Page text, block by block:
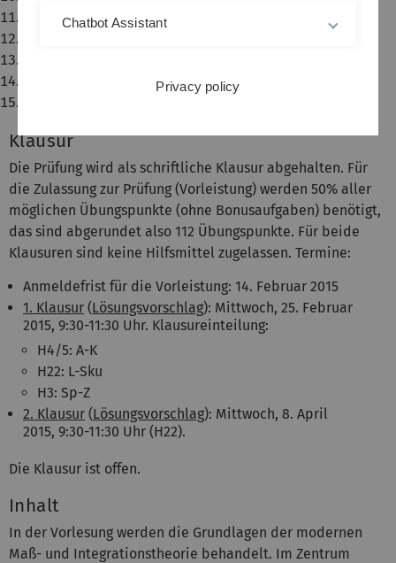
Übungsblatt 11
Klausur
Die Prüfung wird als schriftliche Klausur abgehalten. Für
die Zulassung zur Prüfung (Vorleistung) werden 50% aller
möglichen Übungspunkte (ohne Bonusaufgaben) benötigt,
das sind abgerundet also 112 Übungspunkte. Für beide
Klausuren sind keine Hilfsmittel zugelassen. Termine:
Anmeldefrist für die Vorleistung: 14. Februar 2015
1. Klausur (Lösungsvorschlag): Mittwoch, 25. Februar
2015, 9:30-11:30 Uhr. Klausureinteilung:
H4/5: A-K
H22: L-Sku
H3: Sp-Z
2. Klausur (Lösungsvorschlag): Mittwoch, 8. April
2015, 9:30-11:30 Uhr (H22).
Die Klausur ist offen.
Inhalt
In der Vorlesung werden die Grundlagen der modernen
Maß- und Integrationstheorie behandelt. Im Zentrum
Chatbot Assistant
Privacy policy